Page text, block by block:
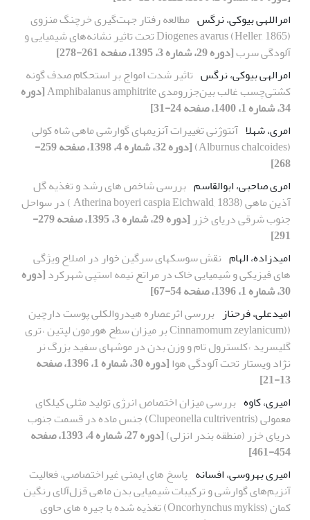
امراللهی بیوکی، نرگس مطالعه‌ رفتار جهت‌گیری خرچنگ منزوی
(Heller, 1865) Diogenes avarus تحت تاثیر نشانه‌های شیمیایی و
آلودگی سرب[دوره 29، شماره 3، 1395، صفحه 261-278]
امرالهی بیوکی، نرگس تاثیر شدت امواج بر استحکام صدف گونه
کشتی‌چسب غالب بین‌جزرومدی Amphibalanus amphitrite
[دوره
34، شماره 1، 1400، صفحه 24-31]
امری، شهلا آنتوژنی تغییرات آنزیمهای گوارشی ماهی شاه کولی
(Alburnus chalcoides)
[دوره 32، شماره 4، 1398، صفحه 259-
268]
امری صاحبی، ابوالقاسم بررسی شاخص های رشد و تغذیه گل
آذین ماهی (Atherina boyeri caspia Eichwald, 1838 ) در سواحل
جنوب شرقی دریای خزر
[دوره 29، شماره 3، 1395، صفحه 279-
291]
امیدزاده، الهام نقش سوسکهای سرگین خوار در اصلاح ویژگی
های فیزیکی و شیمیایی خاک در مراتع نیمه استپی شهرکرد[دوره
30، شماره 1، 1396، صفحه 54-67]
امیدعلی، فرحناز بررسی اثرعصاره هیدروالکلی پوست دارچین
((Cinnamomum zeylanicum بر میزان سطح هورمون لپتین ˓تری
گلیسرید ˓کلسترول تام و وزن بدن در موشهای سفید بزرگ نر
نژاد ویستار تحت آلودگی هوا
[دوره 30، شماره 1، 1396، صفحه
13-21]
امیری، کاوه بررسی میزان اختصاص انرژی تولید مثلی کیلکای
معمولی (Clupeonella cultriventris) جنس ماده در قسمت جنوب
دریای خزر (منطقه بندر انزلی)
[دوره 27، شماره 4، 1393، صفحه
454-461]
امیری بهروسی، افسانه پاسخ های ایمنی غیر‌اختصاصی، فعالیت
آنزیم‌های گوارشی و ترکیبات شیمیایی بدن ماهی قزل‌آلای رنگین
کمان (Oncorhynchus mykiss) تغذیه شده با جیره های حاوی